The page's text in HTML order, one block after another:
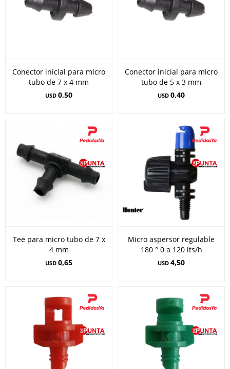
Conector inicial para micro
tubo de 7 x 4 mm
USD 0,50
Conector inicial para micro
tubo de 5 x 3 mm
USD 0,40
Tee para micro tubo de 7 x
4 mm
USD 0,65
Micro aspersor regulable
180 ° 0 a 120 lts/h
USD 4,50